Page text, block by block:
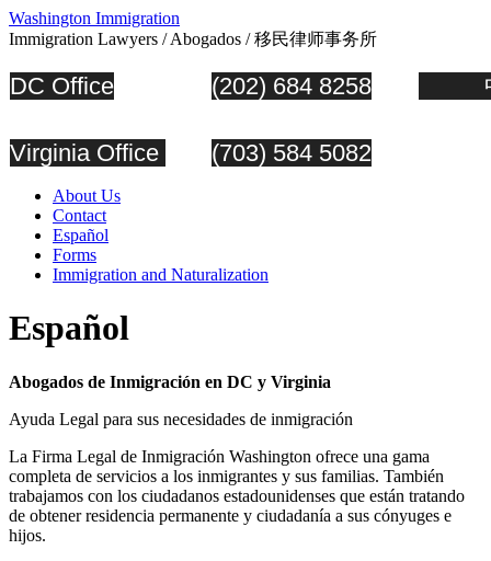
Washington Immigration
Immigration Lawyers / Abogados / 移民律师事务所
DC Office (202) 684 8258 中
Virginia Office (703) 584 5082
About Us
Contact
Español
Forms
Immigration and Naturalization
Español
Abogados de Inmigración en DC y Virginia
Ayuda Legal para sus necesidades de inmigración
La Firma Legal de Inmigración Washington ofrece una gama
completa de servicios a los inmigrantes y sus familias. También
trabajamos con los ciudadanos estadounidenses que están tratando
de obtener residencia permanente y ciudadanía a sus cónyuges e
hijos.